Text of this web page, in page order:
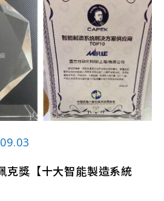
克獎【十大智能製造系統